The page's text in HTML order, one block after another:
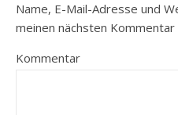
Name, E-Mail-Adresse und
meinen nächsten Kommentar
Kommentar